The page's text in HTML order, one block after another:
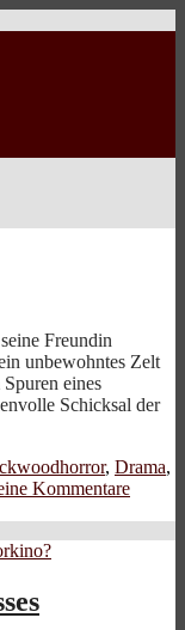
Freundin
unbewohntes Zelt
eines
Schicksal der
, Drama,
Kommentare